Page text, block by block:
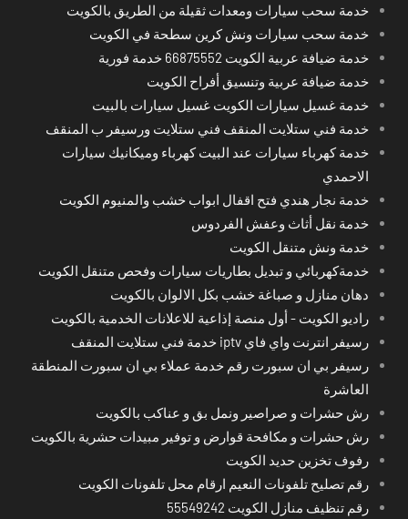
خدمة سحب سيارات ومعدات ثقيلة من الطريق بالكويت
خدمة سحب سيارات ونش كرين سطحة في الكويت
خدمة ضيافة عربية الكويت 66875552 خدمة فورية
خدمة ضيافة عربية وتنسيق أفراح الكويت
خدمة غسيل سيارات الكويت غسيل سيارات بالبيت
خدمة فني ستلايت المنقف فني ستلايت ورسيفر ب المنقف
خدمة كهرباء سيارات عند البيت كهرباء وميكانيك سيارات
الاحمدي
خدمة نجار هندي فتح اقفال ابواب خشب والمنيوم الكويت
خدمة نقل أثاث وعفش الفردوس
خدمة ونش متنقل الكويت
خدمةكهربائي و تبديل بطاريات سيارات وفحص متنقل الكويت
دهان منازل و صباغة خشب بكل الالوان بالكويت
راديو الكويت - أول منصة إذاعية للاعلانات الخدمية بالكويت
رسيفر انترنت واي فاي iptv خدمة فني ستلايت المنقف
رسيفر بي ان سبورت رقم خدمة عملاء بي ان سبورت المنطقة
العاشرة
رش حشرات و صراصير ونمل بق و عناكب بالكويت
رش حشرات و مكافحة قوارض و توفير مبيدات حشرية بالكويت
رفوف تخزين حديد الكويت
رقم تصليح تلفونات النعيم ارقام محل تلفونات الكويت
رقم تنظيف منازل الكويت 55549242